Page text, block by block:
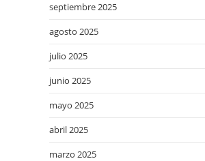
septiembre 2025
agosto 2025
julio 2025
junio 2025
mayo 2025
abril 2025
marzo 2025